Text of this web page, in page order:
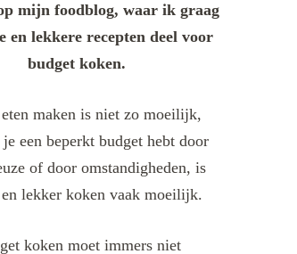
mijn foodblog, waar ik graag
en lekkere recepten deel voor
budget koken.
maken is niet zo moeilijk,
een beperkt budget hebt door
of door omstandigheden, is
en lekker koken vaak moeilijk.
koken moet immers niet